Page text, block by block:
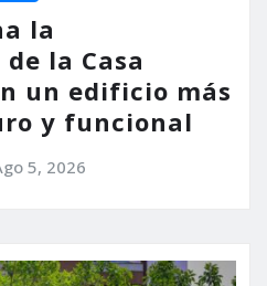
la
la Casa
un edificio más
y funcional
5, 2026